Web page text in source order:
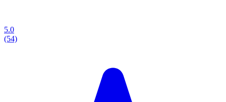
5.0
(54)